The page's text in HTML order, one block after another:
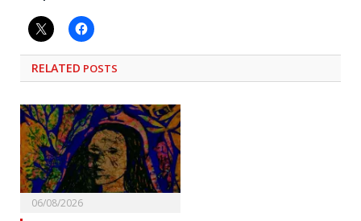
RELATED POSTS
06/08/2026